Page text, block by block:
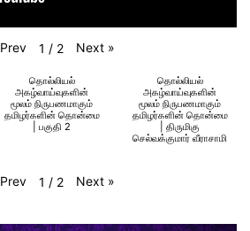
Prev 1 / 2 Next »
தொல்லியல்
அகழ்வாய்வுகளின்
மூலம் நிருபணமாகும்
தமிழர்களின் தொன்மை
| பகுதி 2
தொல்லியல்
அகழ்வாய்வுகளின்
மூலம் நிருபணமாகும்
தமிழர்களின் தொன்மை
| திருமிகு
செல்வக்குமார் வீராசாமி
Prev 1 / 2 Next »